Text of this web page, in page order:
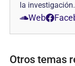
la investigación.
Web
Otros temas